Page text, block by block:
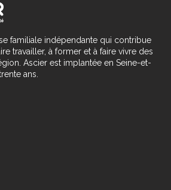
familiale indépendante qui contribue
travailler, à former et à faire vivre des
Ascier est implantée en Seine-et-
ans.